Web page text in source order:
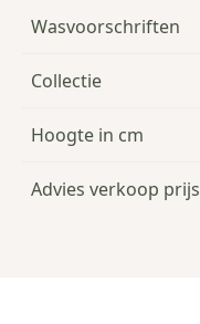
Wasvoorschriften
Collectie
Hoogte in cm
Advies verkoop prijs